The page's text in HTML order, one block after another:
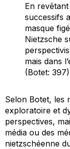
En
successifs
masque
Nietzsche
mais dans
(Botet: 397)
Selon Botet, les
exploratoire et
perspectives,
média ou des
nietzschéenne